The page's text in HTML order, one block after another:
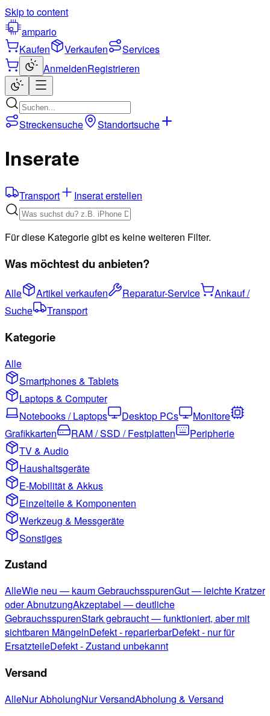
Skip to content
ampario
Kaufen
Verkaufen
Services
AnmeldenRegistrieren
Streckensuche Standortsuche
Inserate
Transport Inserat erstellen
Für diese Kategorie gibt es keine weiteren Filter.
Was möchtest du anbieten?
Alle Artikel verkaufen Reparatur-Service
Ankauf /
Suche
Transport
Kategorie
Alle
Smartphones & Tablets
Laptops & Computer
Notebooks / Laptops
Desktop PCs
Monitore
Grafikkarten
RAM / SSD / Festplatten
Peripherie
TV & Audio
Haushaltsgeräte
E-Mobilität & Akkus
Einzelteile & Komponenten
Werkzeug & Messgeräte
Sonstiges
Zustand
AlleWie neu — kaum GebrauchsspurenGut — leichte Kratzer
oder AbnutzungAkzeptabel — deutliche
GebrauchsspurenStark gebraucht — funktioniert, aber mit
sichtbaren MängelnDefekt - reparierbarDefekt - nur für
ErsatzteileDefekt - Zustand unbekannt
Versand
AlleNur AbholungNur VersandAbholung & Versand